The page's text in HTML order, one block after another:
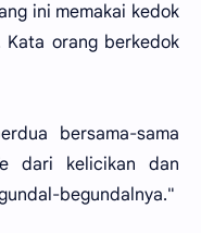
ini memakai kedok
orang berkedok
bersama-sama
dari kelicikan dan
begundalnya."